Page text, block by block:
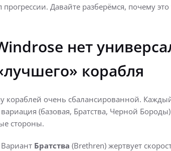
Давайте разберёмся, почему это
нет
корабля
кораблей очень сбалансированной.
(базовая, Братства, Черной
стороны.
Братства (Brethren) жертвует